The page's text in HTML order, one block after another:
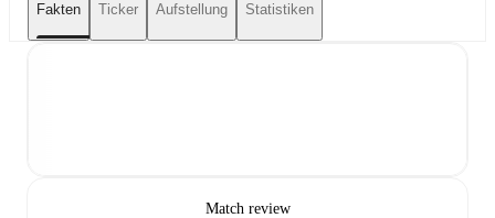
Fakten Ticker Aufstellung Statistiken
Match review